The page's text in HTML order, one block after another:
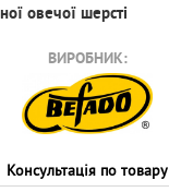
овечої шерсті
ВИРОБНИК:
Консультація по товару